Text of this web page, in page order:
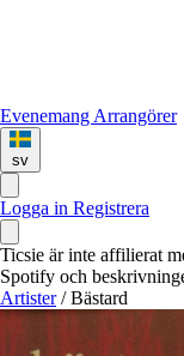
Evenemang Arrangörer
sv
Logga in Registrera
Ticsie är inte affilierat
Spotify och
Artister / Bästard